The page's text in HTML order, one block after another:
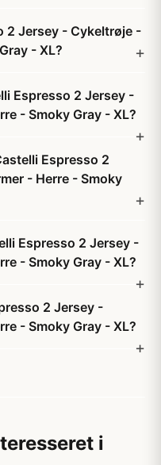
2 Jersey - Cykeltrøje -
- XL?
Espresso 2 Jersey -
- Smoky Gray - XL?
Espresso 2
- Herre - Smoky
Espresso 2 Jersey -
- Smoky Gray - XL?
2 Jersey -
- Smoky Gray - XL?
i